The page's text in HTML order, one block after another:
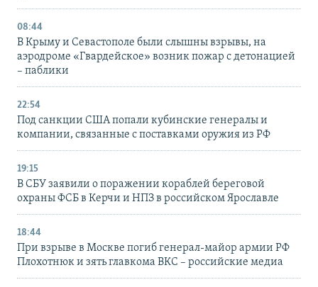
08:44
В Крыму и Севастополе были слышны взрывы, на
аэродроме «Гвардейское» возник пожар с детонацией
– паблики
22:54
Под санкции США попали кубинские генералы и
компании, связанные с поставками оружия из РФ
19:15
В СБУ заявили о поражении кораблей береговой
охраны ФСБ в Керчи и НПЗ в российском Ярославле
18:44
При взрыве в Москве погиб генерал-майор армии РФ
Плохотнюк и зять главкома ВКС – российские медиа